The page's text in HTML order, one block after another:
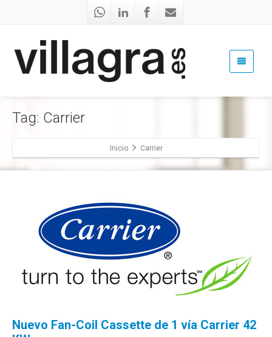
Tag: Carrier
Inicio Carrier
Nuevo Fan-Coil Cassette de 1 vía Carrier 42